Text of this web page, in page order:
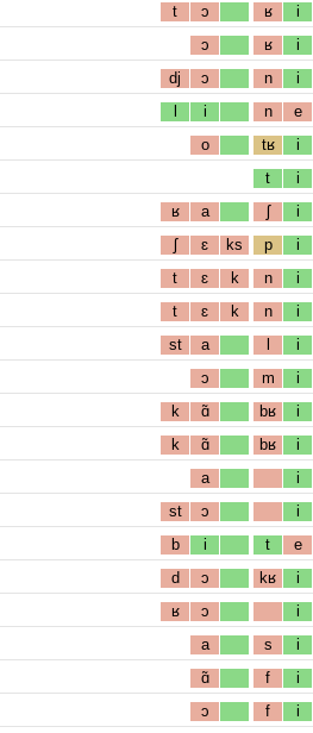
t ɔ ʁ i
ɔ ʁ i
dj ɔ n i
l i n e
o tʁ i
t i
ʁ a ʃ i
ʃ ɛ ks p i
t ɛ k n i
t ɛ k n i
st a l i
ɔ m i
k ɑ̃ bʁ i
k ɑ̃ bʁ i
a i
st ɔ i
b i t e
d ɔ kʁ i
ʁ ɔ i
a s i
ɑ̃ f i
ɔ f i